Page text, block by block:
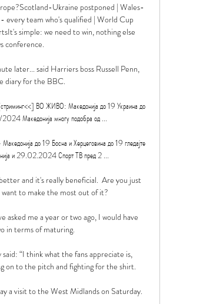
Ukraine postponed | Wales-
every team who's qualified | World Cup
simple: we need to win, nothing else
conference.
later... said Harriers boss Russell Penn,
diary for the BBC.
ВО ЖИВО: Македонија до 19 Украина до
Македонија многу подобра од ...
до 19 Босна и Херцеговина до 19 гледајте
и 29.02.2024 Спорт ТВ пред 2 ...
and it's really beneficial.  Are you just
want to make the most out of it?
asked me a year or two ago, I would have
in terms of maturing.
“I think what the fans appreciate is,
on to the pitch and fighting for the shirt.
a visit to the West Midlands on Saturday.